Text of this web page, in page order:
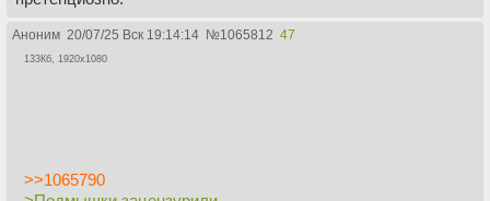
Аноним 20/07/25 Вск 19:14:14 №1065812 47
133Кб, 1920x1080
>>1065790